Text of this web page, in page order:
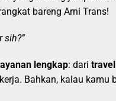
bareng Arni Trans!
sih?”
lengkap: dari
Bahkan, kalau kamu